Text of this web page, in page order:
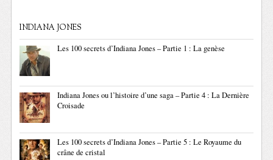
INDIANA JONES
Les 100 secrets d’Indiana Jones – Partie 1 : La genèse
Indiana Jones ou l’histoire d’une saga – Partie 4 : La Dernière
Croisade
Les 100 secrets d’Indiana Jones – Partie 5 : Le Royaume du
crâne de cristal